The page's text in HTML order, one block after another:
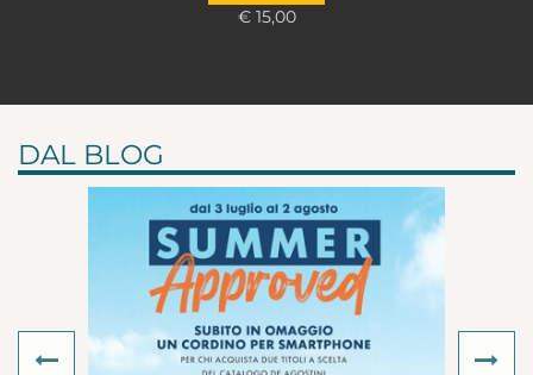
€ 15,00
DAL BLOG
Previous